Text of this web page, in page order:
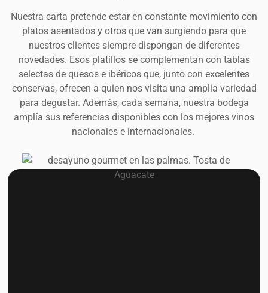
Nuestra carta pretende estar en constante movimiento con
platos asentados y otros que van surgiendo para que
nuestros clientes siempre dispongan de diferentes
novedades. Esos platillos se complementan con tablas
selectas de quesos e ibéricos que, junto con excelentes
conservas, ofrecen a quien nos visita una amplia variedad
para degustar. Además, cada semana, nuestra bodega
amplía sus referencias disponibles con los mejores vinos
nacionales e internacionales.